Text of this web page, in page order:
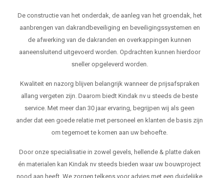
De constructie van het onderdak, de aanleg van het groendak, het
aanbrengen van dakrandbeveiliging en beveiligingssystemen en
de afwerking van de dakranden en overkappingen kunnen
aaneensluitend uitgevoerd worden. Opdrachten kunnen hierdoor
sneller opgeleverd worden.
Kwaliteit en nazorg blijven belangrijk wanneer de prijsafspraken
allang vergeten zijn. Daarom biedt Kindak nv u steeds de beste
service. Met meer dan 30 jaar ervaring, begrijpen wij als geen
ander dat een goede relatie met personeel en klanten de basis zijn
om tegemoet te komen aan uw behoefte.
Door onze specialisatie in zowel gevels, hellende & platte daken
én materialen kan Kindak nv steeds bieden waar uw bouwproject
nood aan heeft. We zorgen telkens voor advies met een duidelijke